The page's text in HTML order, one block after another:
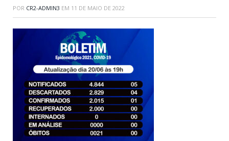
POR CR2-ADMIN3 EM 11 DE MAIO DE 2022